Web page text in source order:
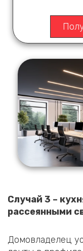
Случай 3 –
рассеянными
Домовладелец